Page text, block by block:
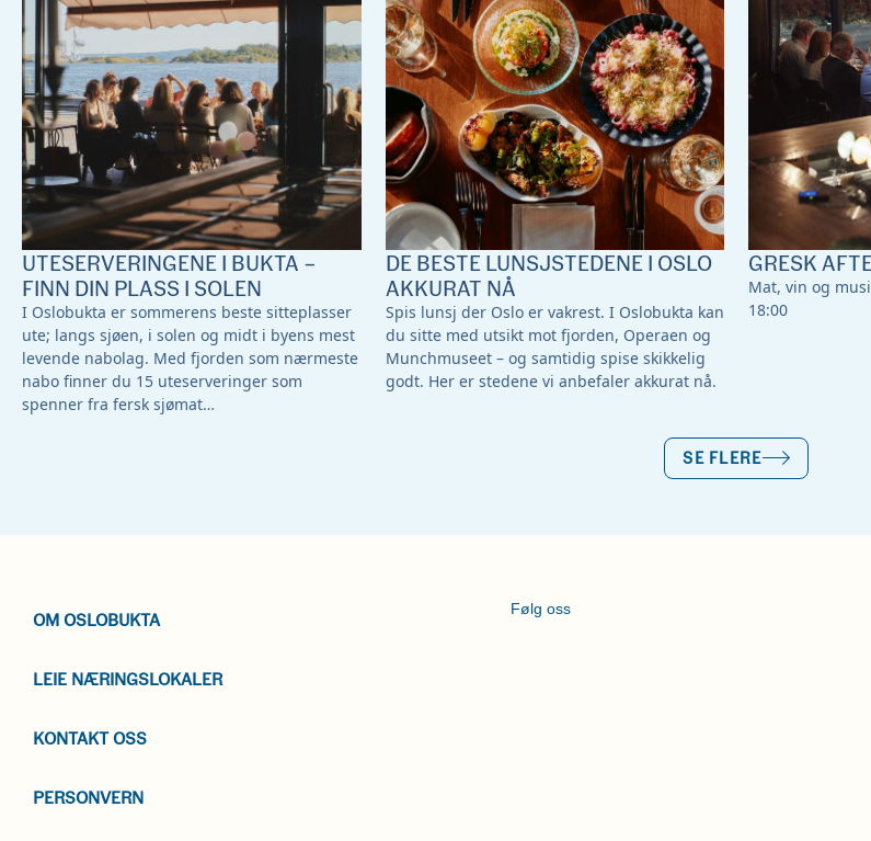
UTESERVERINGENE I BUKTA –
FINN DIN PLASS I SOLEN
I Oslobukta er sommerens beste sitteplasser
ute; langs sjøen, i solen og midt i byens mest
levende nabolag. Med fjorden som nærmeste
nabo finner du 15 uteserveringer som
spenner fra fersk sjømat…
DE BESTE LUNSJSTEDENE I OSLO
AKKURAT NÅ
Spis lunsj der Oslo er vakrest. I Oslobukta kan
du sitte med utsikt mot fjorden, Operaen og
Munchmuseet – og samtidig spise skikkelig
godt. Her er stedene vi anbefaler akkurat nå.
GRESK
Mat, vin og
18:00
SE FLERE
OM OSLOBUKTA
LEIE NÆRINGSLOKALER
KONTAKT OSS
PERSONVERN
Følg oss